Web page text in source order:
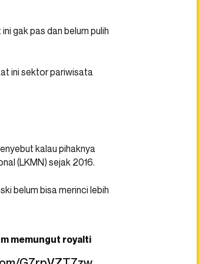
gak pas dan belum pulih
ini sektor pariwisata
kalau pihaknya
(LKMN) sejak 2016.
belum bisa merinci lebih
memungut royalti